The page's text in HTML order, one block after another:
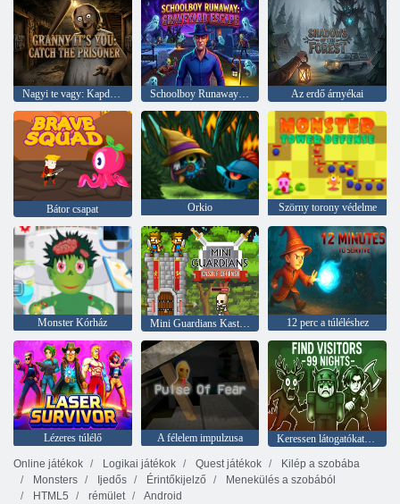
Nagyi te vagy: Kapd el a foglyot Schoolboy Runaway: Graveyard Escape Az erdő árnyékai
Bátor csapat Orkio Szörny torony védelme
Monster Kórház Mini Guardians Kastély védelem 12 perc a túléléshez
Lézeres túlélő A félelem impulzusa
Keressen látogatókat 99 éjszaka
Online játékok
Logikai játékok Quest játékok
Kilép a szobába
Monsters
Ijedős Érintőkijelző
Menekülés a szobából
HTML5
rémület Android